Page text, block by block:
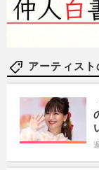
アーティス